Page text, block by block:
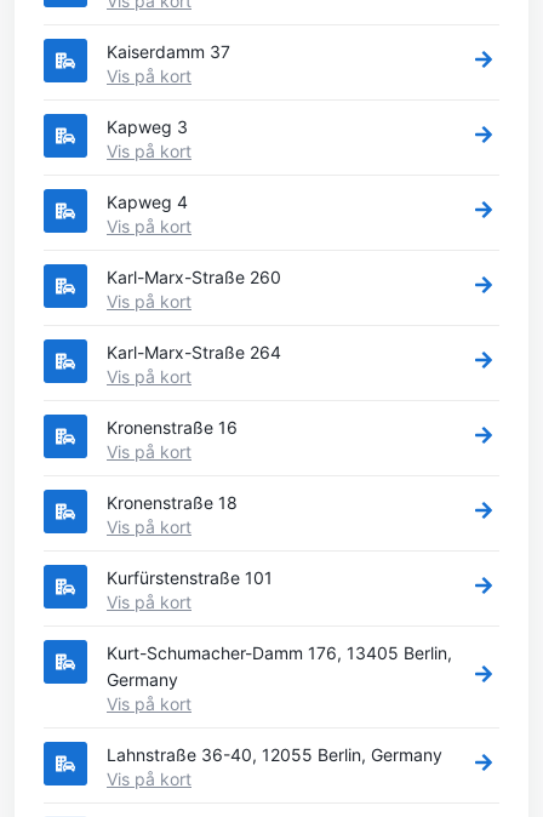
Kaiserdamm 37
Vis på kort
Kapweg 3
Vis på kort
Kapweg 4
Vis på kort
Karl-Marx-Straße 260
Vis på kort
Karl-Marx-Straße 264
Vis på kort
Kronenstraße 16
Vis på kort
Kronenstraße 18
Vis på kort
Kurfürstenstraße 101
Vis på kort
Kurt-Schumacher-Damm 176, 13405 Berlin,
Germany
Vis på kort
Lahnstraße 36-40, 12055 Berlin, Germany
Vis på kort